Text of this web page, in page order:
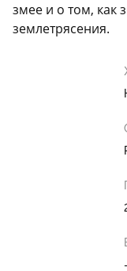
змее и о том, как
землетрясения.